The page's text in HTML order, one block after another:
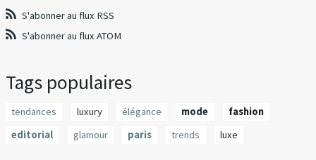
S'abonner au flux RSS
S'abonner au flux ATOM
Tags populaires
tendances luxury élégance mode
fashion
editorial
glamour paris trends luxe